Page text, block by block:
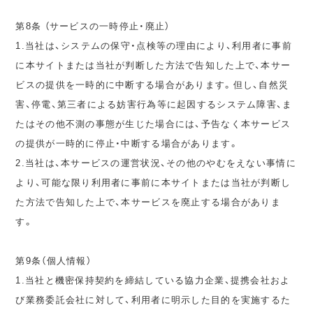
第8条 （サービスの一時停止・廃止）
1.当社は、システムの保守・点検等の理由により、利用者に事前
に本サイトまたは当社が判断した方法で告知した上で、本サー
ビスの提供を一時的に中断する場合があります。但し、自然災
害、停電、第三者による妨害行為等に起因するシステム障害、ま
たはその他不測の事態が生じた場合には、予告なく本サービス
の提供が一時的に停止・中断する場合があります。
2.当社は、本サービスの運営状況、その他のやむをえない事情に
より、可能な限り利用者に事前に本サイトまたは当社が判断し
た方法で告知した上で、本サービスを廃止する場合がありま
す。
第9条（個人情報）
1.当社と機密保持契約を締結している協力企業、提携会社およ
び業務委託会社に対して、利用者に明示した目的を実施するた